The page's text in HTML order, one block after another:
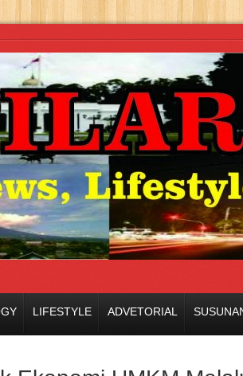
LIFESTYLE ADVETORIAL